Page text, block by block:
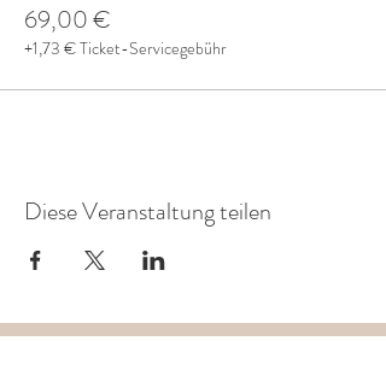
69,00 €
+1,73 € Ticket-Servicegebühr
Diese Veranstaltung teilen